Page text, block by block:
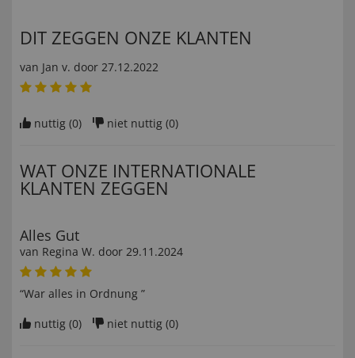
DIT ZEGGEN ONZE KLANTEN
van Jan v. door 27.12.2022
nuttig (0) niet nuttig (0)
WAT ONZE INTERNATIONALE
KLANTEN ZEGGEN
Alles Gut
van Regina W. door 29.11.2024
“War alles in Ordnung ”
nuttig (0) niet nuttig (0)